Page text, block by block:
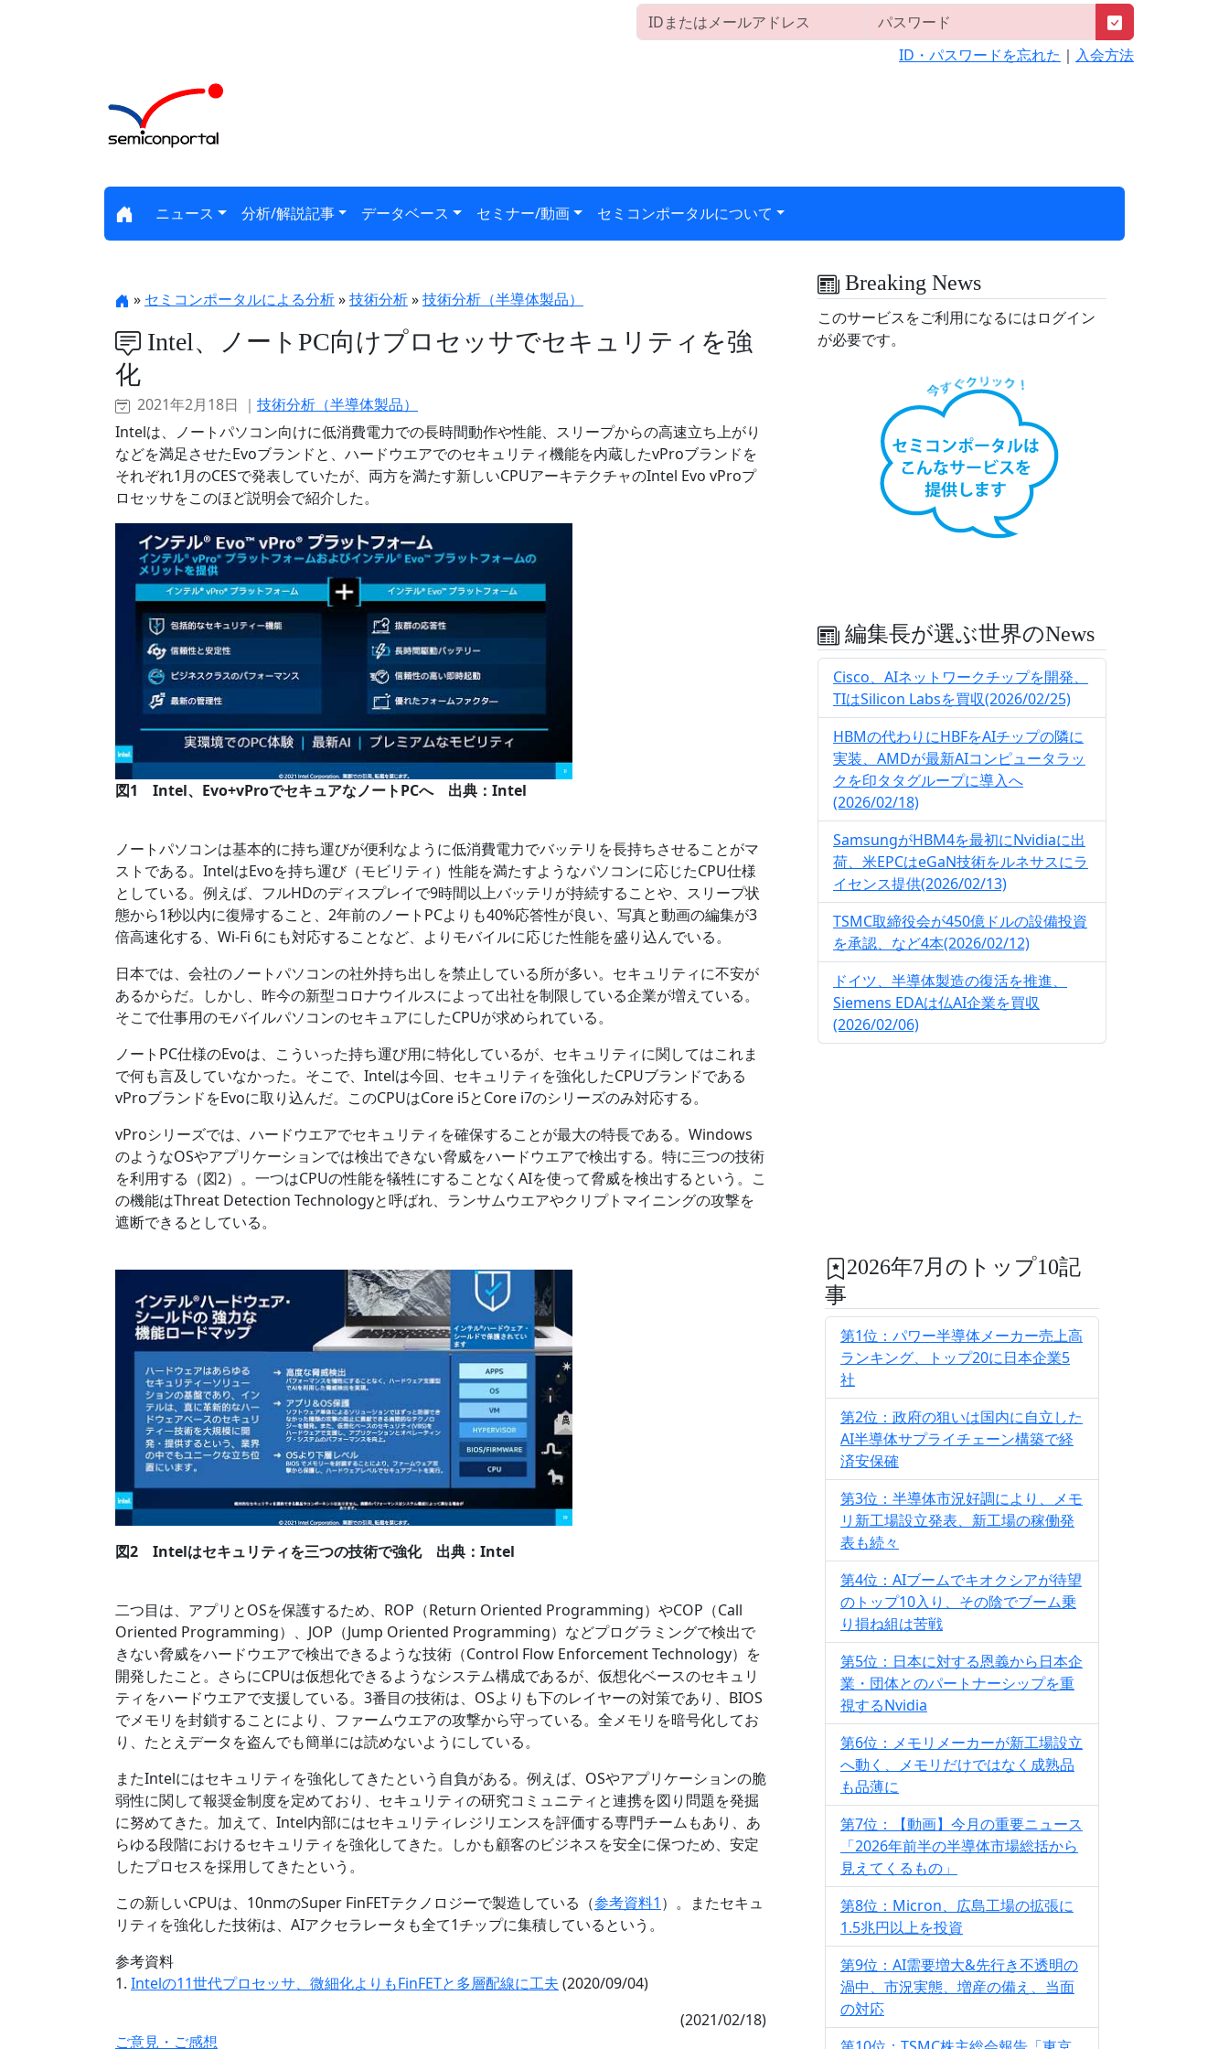
ID・パスワードを忘れた ｜ 入会方法
ニュース 分析/解説記事 データベース セミナー/動画 セミコンポータルについて
» セミコンポータルによる分析»技術分析»技術分析（半導体製品）
Intel、ノートPC向けプロセッサでセキュリティを強
化
2021年2月18日 ｜ 技術分析（半導体製品）
Intelは、ノートパソコン向けに低消費電力での長時間動作や性能、スリープからの高速立ち上がり
などを満足させたEvoブランドと、ハードウエアでのセキュリティ機能を内蔵したvProブランドを
それぞれ1月のCESで発表していたが、両方を満たす新しいCPUアーキテクチャのIntel Evo vProプ
ロセッサをこのほど説明会で紹介した。
図1 Intel、Evo+vProでセキュアなノートPCへ 出典：Intel
ノートパソコンは基本的に持ち運びが便利なように低消費電力でバッテリを長持ちさせることがマ
ストである。IntelはEvoを持ち運び（モビリティ）性能を満たすようなパソコンに応じたCPU仕様
としている。例えば、フルHDのディスプレイで9時間以上バッテリが持続することや、スリープ状
態から1秒以内に復帰すること、2年前のノートPCよりも40%応答性が良い、写真と動画の編集が3
倍高速化する、Wi-Fi 6にも対応することなど、よりモバイルに応じた性能を盛り込んでいる。
日本では、会社のノートパソコンの社外持ち出しを禁止している所が多い。セキュリティに不安が
あるからだ。しかし、昨今の新型コロナウイルスによって出社を制限している企業が増えている。
そこで仕事用のモバイルパソコンのセキュアにしたCPUが求められている。
ノートPC仕様のEvoは、こういった持ち運び用に特化しているが、セキュリティに関してはこれま
で何も言及していなかった。そこで、Intelは今回、セキュリティを強化したCPUブランドである
vProブランドをEvoに取り込んだ。このCPUはCore i5とCore i7のシリーズのみ対応する。
vProシリーズでは、ハードウエアでセキュリティを確保することが最大の特長である。Windows
のようなOSやアプリケーションでは検出できない脅威をハードウエアで検出する。特に三つの技術
を利用する（図2）。一つはCPUの性能を犠牲にすることなくAIを使って脅威を検出するという。こ
の機能はThreat Detection Technologyと呼ばれ、ランサムウエアやクリプトマイニングの攻撃を
遮断できるとしている。
図2 Intelはセキュリティを三つの技術で強化 出典：Intel
二つ目は、アプリとOSを保護するため、ROP（Return Oriented Programming）やCOP（Call
Oriented Programming）、JOP（Jump Oriented Programming）などプログラミングで検出で
きない脅威をハードウエアで検出できるような技術（Control Flow Enforcement Technology）を
開発したこと。さらにCPUは仮想化できるようなシステム構成であるが、仮想化ベースのセキュリ
ティをハードウエアで支援している。3番目の技術は、OSよりも下のレイヤーの対策であり、BIOS
でメモリを封鎖することにより、ファームウエアの攻撃から守っている。全メモリを暗号化してお
り、たとえデータを盗んでも簡単には読めないようにしている。
またIntelにはセキュリティを強化してきたという自負がある。例えば、OSやアプリケーションの脆
弱性に関して報奨金制度を定めており、セキュリティの研究コミュニティと連携を図り問題を発掘
に努めてきた。加えて、Intel内部にはセキュリティレジリエンスを評価する専門チームもあり、あ
らゆる段階におけるセキュリティを強化してきた。しかも顧客のビジネスを安全に保つため、安定
したプロセスを採用してきたという。
この新しいCPUは、10nmのSuper FinFETテクノロジーで製造している（参考資料1 ）。またセキュ
リティを強化した技術は、AIアクセラレータも全て1チップに集積しているという。
参考資料
1. Intelの11世代プロセッサ、微細化よりもFinFETと多層配線に工夫 (2020/09/04)
(2021/02/18)
ご意見・ご感想
Breaking News
このサービスをご利用になるにはログイン
が必要です。
編集長が選ぶ世界のNews
Cisco、AIネットワークチップを開発、
TIはSilicon Labsを買収(2026/02/25)
HBMの代わりにHBFをAIチップの隣に
実装、AMDが最新AIコンピュータラッ
クを印タタグループに導入へ
(2026/02/18)
SamsungがHBM4を最初にNvidiaに出
荷、米EPCはeGaN技術をルネサスにラ
イセンス提供(2026/02/13)
TSMC取締役会が450億ドルの設備投資
を承認、など4本(2026/02/12)
ドイツ、半導体製造の復活を推進、
Siemens EDAは仏AI企業を買収
(2026/02/06)
2026年7月のトップ10記
事
第1位：パワー半導体メーカー売上高
ランキング、トップ20に日本企業5
社
第2位：政府の狙いは国内に自立した
AI半導体サプライチェーン構築で経
済安保確
第3位：半導体市況好調により、メモ
リ新工場設立発表、新工場の稼働発
表も続々
第4位：AIブームでキオクシアが待望
のトップ10入り、その陰でブーム乗
り損ね組は苦戦
第5位：日本に対する恩義から日本企
業・団体とのパートナーシップを重
視するNvidia
第6位：メモリメーカーが新工場設立
へ動く、メモリだけではなく成熟品
も品薄に
第7位：【動画】今月の重要ニュース
「2026年前半の半導体市場総括から
見えてくるもの」
第8位：Micron、広島工場の拡張に
1.5兆円以上を投資
第9位：AI需要増大&先行き不透明の
渦中、市況実態、増産の備え、当面
の対応